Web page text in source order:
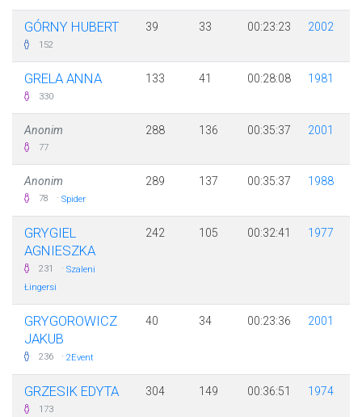
GÓRNY HUBERT
152
39 33 00:23:23 2002
GRELA ANNA
330
133 41 00:28:08 1981
Anonim
77
288 136 00:35:37 2001
Anonim
78 · Spider
289 137 00:35:37 1988
GRYGIEL
AGNIESZKA
231 · Szaleni
Łingersi
242 105 00:32:41 1977
GRYGOROWICZ
JAKUB
236 · 2Event
40 34 00:23:36 2001
GRZESIK EDYTA
173
304 149 00:36:51 1974